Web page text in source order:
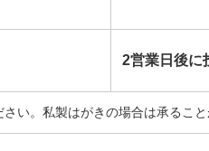
2営業日後に
い。私製はがきの場合は承ること